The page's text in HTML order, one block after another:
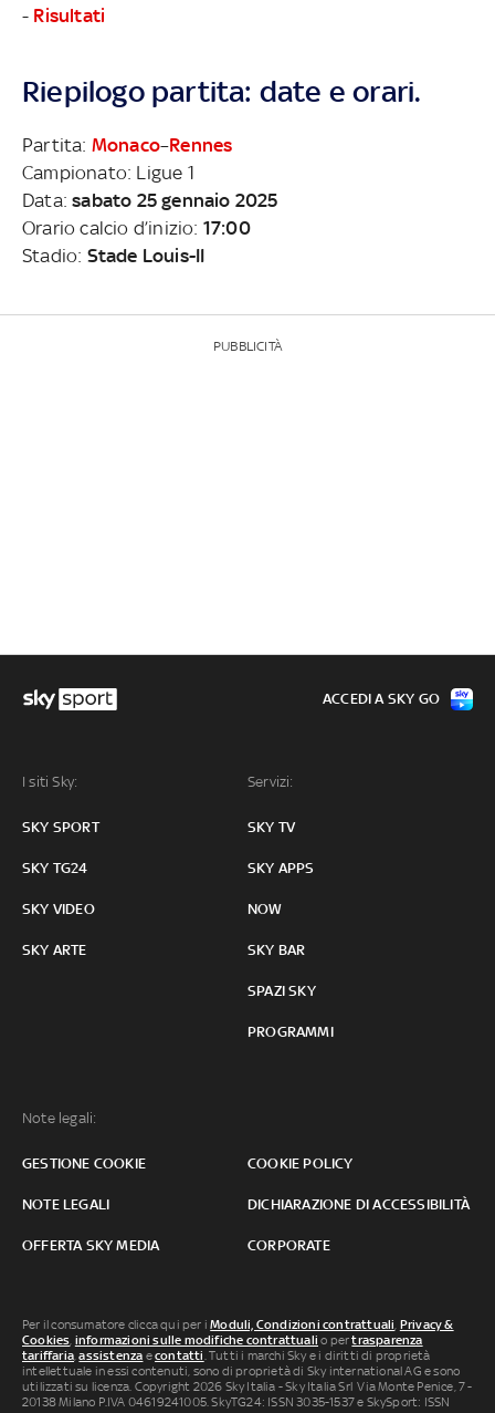
- Risultati
Riepilogo partita: date e orari.
Partita: Monaco–Rennes
Campionato: Ligue 1
Data:sabato 25 gennaio 2025
Orario calcio d’inizio: 17:00
Stadio: Stade Louis-II
PUBBLICITÀ
I siti Sky:
SKY SPORT
SKY TG24
SKY VIDEO
SKY ARTE
Servizi:
SKY TV
SKY APPS
NOW
SKY BAR
SPAZI SKY
PROGRAMMI
Note legali:
GESTIONE COOKIE COOKIE POLICY
NOTE LEGALI DICHIARAZIONE DI ACCESSIBILITÀ
OFFERTA SKY MEDIA CORPORATE
ACCEDI A SKY GO
Per il consumatore clicca qui per iModuli, Condizioni contrattuali Privacy &
Cookies informazioni sulle modifiche contrattuali o pertrasparenza
tariffaria ,assistenza econtatti . Tutti i marchi Sky e i diritti di proprietà
intellettuale in essi contenuti, sono di proprietà di Sky international AG e sono
utilizzati su licenza. Copyright 2026 Sky Italia - Sky Italia Srl Via Monte Penice, 7 -
20138 Milano P.IVA 04619241005. SkyTG24: ISSN 3035-1537 e SkySport: ISSN